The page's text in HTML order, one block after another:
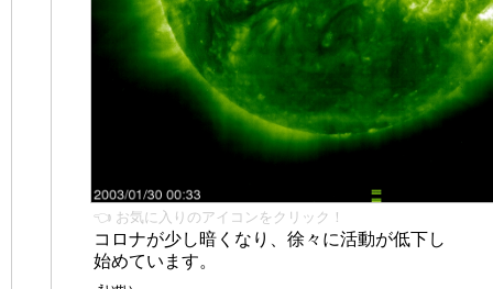
👈 お気に入りのアイコンをクリック！
コロナが少し暗くなり、徐々に活動が低下し
始めています。